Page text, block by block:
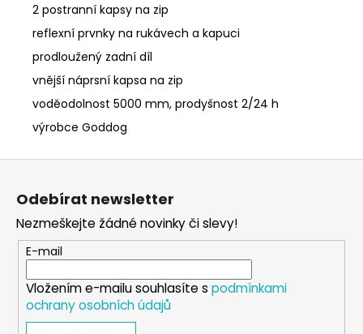
2 postranní kapsy na zip
reflexní prvnky na rukávech a kapuci
prodloužený zadní díl
vnější náprsní kapsa na zip
voděodolnost 5000 mm, prodyšnost 2/24 h
výrobce Goddog
Z
Odebírat newsletter
Nezmeškejte žádné novinky či slevy!
E-mail
Vložením e-mailu souhlasíte s podmínkami
ochrany osobních údajů